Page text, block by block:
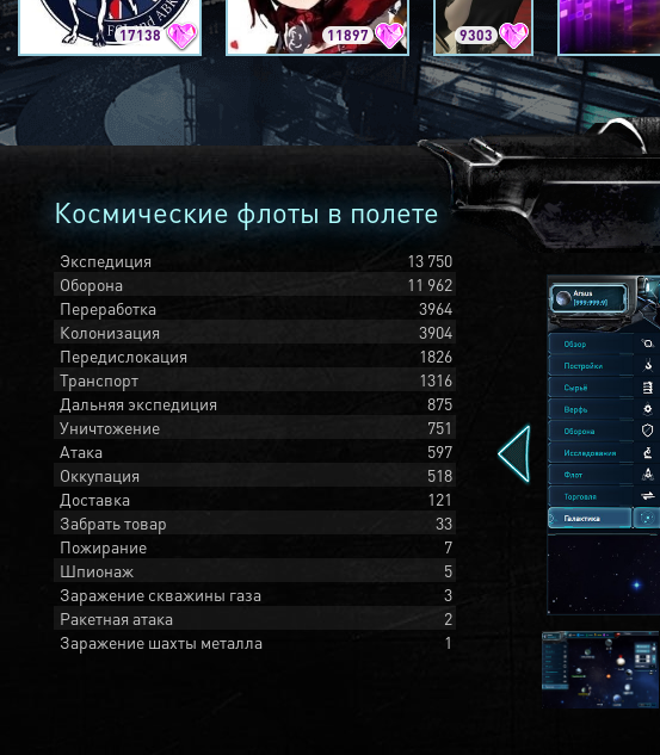
17138 11897 9303
Космические флоты в полете
Экспедиция
13 750
Оборона
11 962
Переработка
3964
Колонизация
3904
Передислокация
1826
Транспорт
1316
Дальняя экспедиция
875
Уничтожение
751
Атака
597
Оккупация
518
Доставка
121
Забрать товар
33
Пожирание
7
Шпионаж
5
Заражение скважины газа
3
Ракетная атака
2
Заражение шахты металла
1